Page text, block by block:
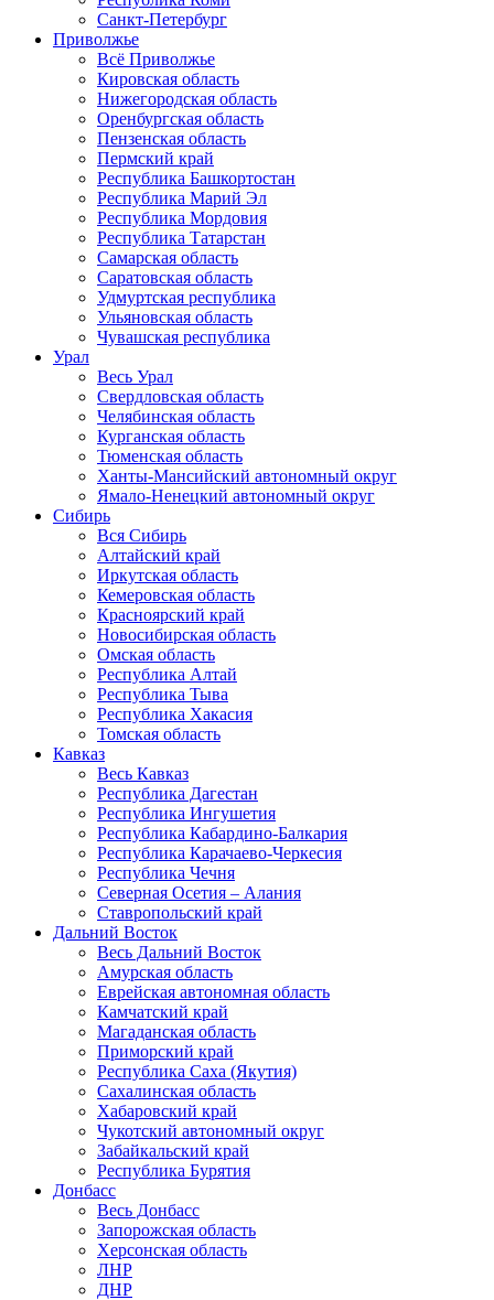
Санкт-Петербург
Приволжье
Всё Приволжье
Кировская область
Нижегородская область
Оренбургская область
Пензенская область
Пермский край
Республика Башкортостан
Республика Марий Эл
Республика Мордовия
Республика Татарстан
Самарская область
Саратовская область
Удмуртская республика
Ульяновская область
Чувашская республика
Урал
Весь Урал
Свердловская область
Челябинская область
Курганская область
Тюменская область
Ханты-Мансийский автономный округ
Ямало-Ненецкий автономный округ
Сибирь
Вся Сибирь
Алтайский край
Иркутская область
Кемеровская область
Красноярский край
Новосибирская область
Омская область
Республика Алтай
Республика Тыва
Республика Хакасия
Томская область
Кавказ
Весь Кавказ
Республика Дагестан
Республика Ингушетия
Республика Кабардино-Балкария
Республика Карачаево-Черкесия
Республика Чечня
Северная Осетия – Алания
Ставропольский край
Дальний Восток
Весь Дальний Восток
Амурская область
Еврейская автономная область
Камчатский край
Магаданская область
Приморский край
Республика Саха (Якутия)
Сахалинская область
Хабаровский край
Чукотский автономный округ
Забайкальский край
Республика Бурятия
Донбасс
Весь Донбасс
Запорожская область
Херсонская область
ЛНР
ДНР